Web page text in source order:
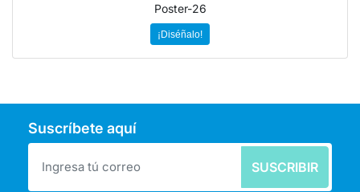
Poster-26
¡Diséñalo!
Suscríbete aquí
SUSCRIBIR